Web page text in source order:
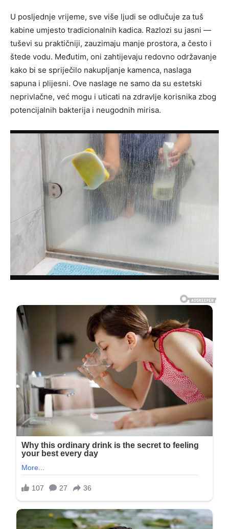
U posljednje vrijeme, sve više ljudi se odlučuje za tuš
kabine umjesto tradicionalnih kadica. Razlozi su jasni —
tuševi su praktičniji, zauzimaju manje prostora, a često i
štede vodu. Međutim, oni zahtijevaju redovno održavanje
kako bi se spriječilo nakupljanje kamenca, naslaga
sapuna i plijesni. Ove naslage ne samo da su estetski
neprivlačne, već mogu i uticati na zdravlje korisnika zbog
potencijalnih bakterija i neugodnih mirisa.